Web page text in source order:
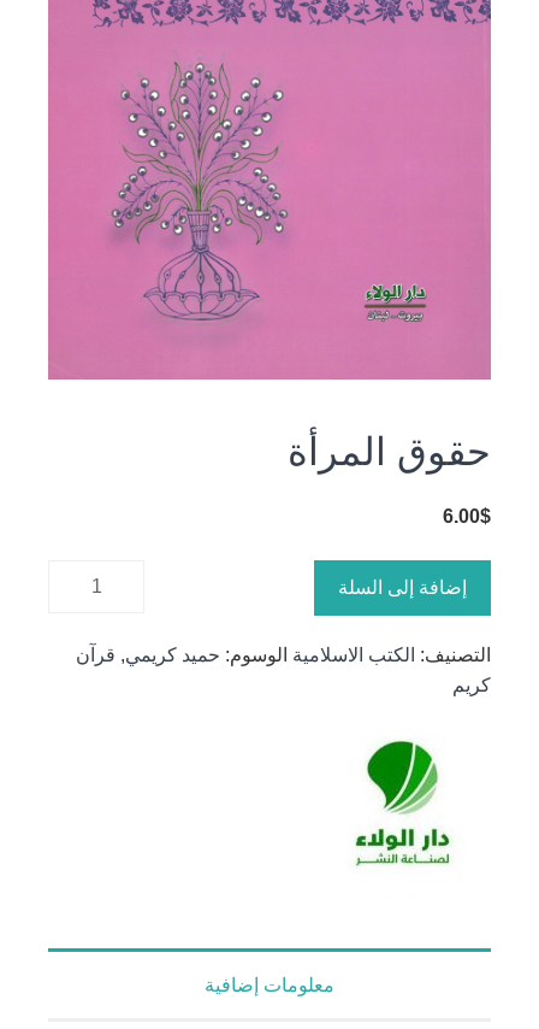
حقوق المرأة
6.00$
إضافة إلى السلة
التصنيف: الكتب الاسلامية الوسوم: حميد كريمي, قرآن
كريم
معلومات إضافية